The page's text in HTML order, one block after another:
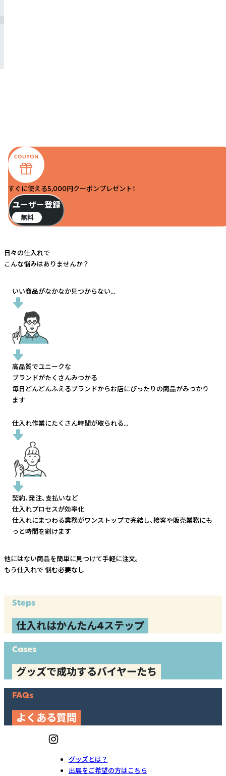
すぐに使える5,000円クーポンプレゼント！
ユーザー登録
無料
日々の仕入れで
こんな悩みはありませんか？
いい商品がなかなか見つからない...
高品質でユニークな
ブランドがたくさんみつかる
毎日どんどんふえるブランドからお店にぴったりの商品がみつかり
ます
仕入れ作業にたくさん時間が取られる...
契約、発注、支払いなど
仕入れプロセスが効率化
仕入れにまつわる業務がワンストップで完結し、接客や販売業務にも
っと時間を割けます
他にはない商品を簡単に見つけて手軽に注文。
もう仕入れで 悩む必要なし
Steps
仕入れはかんたん4ステップ
Cases
グッズで成功するバイヤーたち
FAQs
よくある質問
グッズとは？
出展をご希望の方はこちら